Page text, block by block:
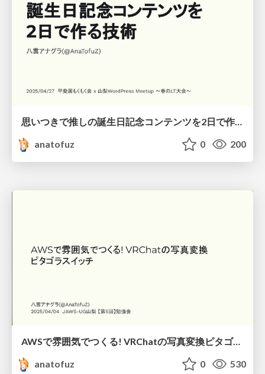
思いつきで推しの誕生日記念コンテンツを2日で作る技術
anatofuz
0 200
AWSで雰囲気でつくる! VRChatの写真変換ピタゴラスイッチ
anatofuz
0 530